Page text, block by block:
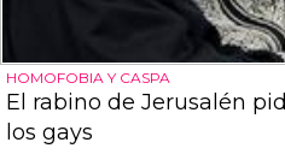
HOMOFOBIA Y CASPA
El rabino de Jerusalén
los gays